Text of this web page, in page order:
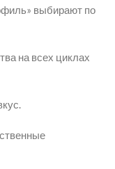
выбирают по
на всех циклах